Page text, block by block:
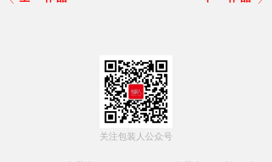
关注包装人公众号